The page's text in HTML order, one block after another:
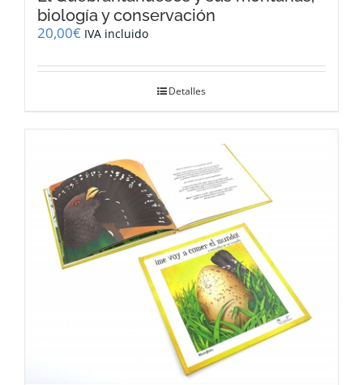
biología y conservación
20,00€ IVA incluido
Detalles